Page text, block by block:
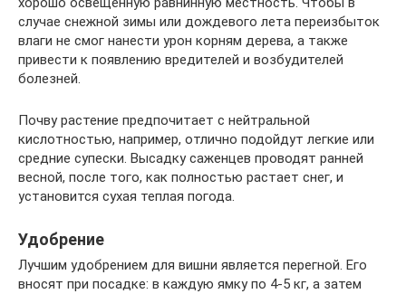
случае снежной зимы или дождевого лета переизбыток
влаги не смог нанести урон корням дерева, а также
привести к появлению вредителей и возбудителей
болезней.
Почву растение предпочитает с нейтральной
кислотностью, например, отлично подойдут легкие или
средние супески. Высадку саженцев проводят ранней
весной, после того, как полностью растает снег, и
установится сухая теплая погода.
Удобрение
Лучшим удобрением для вишни является перегной. Его
вносят при посадке: в каждую ямку по 4-5 кг, а затем